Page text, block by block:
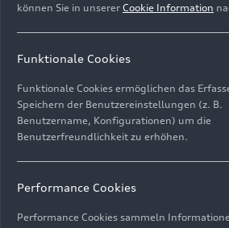
Rechte: Verwendung für
ImpressumRechtliches
Informationen zur Barrierefreiheit
können Sie in unserer Cookie Information
Funktionale Cookies
Funktionale Cookies ermöglichen das
Speichern der Benutzereinstellungen (z. B.
Benutzername, Konfigurationen) um die
Benutzerfreundlichkeit zu erhöhen.
Performance Cookies
Performance Cookies sammeln